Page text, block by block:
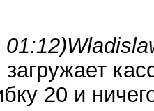
01:12)
20 и